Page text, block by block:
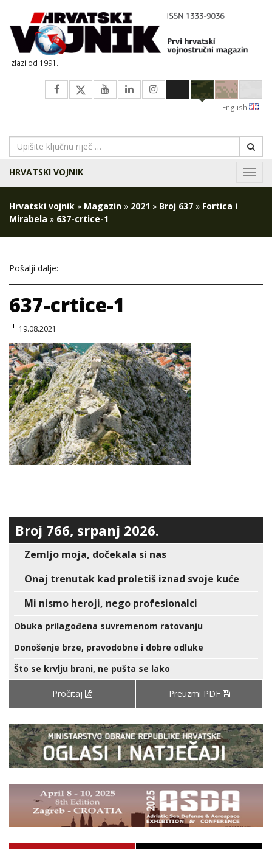
izlazi od 1991.
English
HRVATSKI VOJNIK
Hrvatski vojnik » Magazin » 2021 » Broj 637 » Fortica i
Mirabela » 637-crtice-1
Pošalji dalje:
637-crtice-1
19.08.2021
Broj 766, srpanj 2026.
Zemljo moja, dočekala si nas
Onaj trenutak kad proletiš iznad svoje kuće
Mi nismo heroji, nego profesionalci
Obuka prilagođena suvremenom ratovanju
Donošenje brze, pravodobne i dobre odluke
Što se krvlju brani, ne pušta se lako
Pročitaj Preuzmi PDF